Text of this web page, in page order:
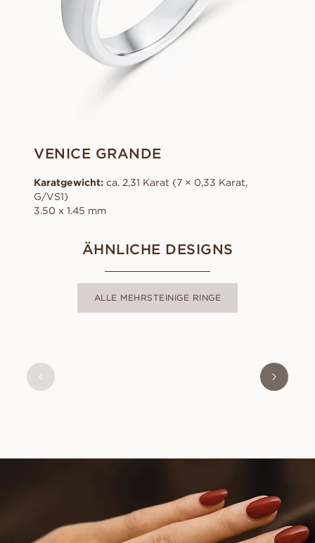
VENICE GRANDE
Karatgewicht: ca. 2,31 Karat (7 × 0,33 Karat,
G/VS1)
3.50 x 1.45 mm
ÄHNLICHE DESIGNS
ALLE MEHRSTEINIGE RINGE